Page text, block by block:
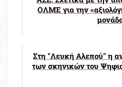
ΟΛΜΕ για την
Στη "Λευκή Αλεπού" η
των σκηνικών του